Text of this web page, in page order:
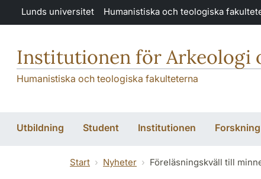
Hoppa till huvudinnehåll
Lunds universitet Humanistiska och teologiska
Institutionen för Arkeologi
Humanistiska och teologiska fakulteterna
Utbildning Student Institutionen Forskning
Start Nyheter Föreläsningskväll till